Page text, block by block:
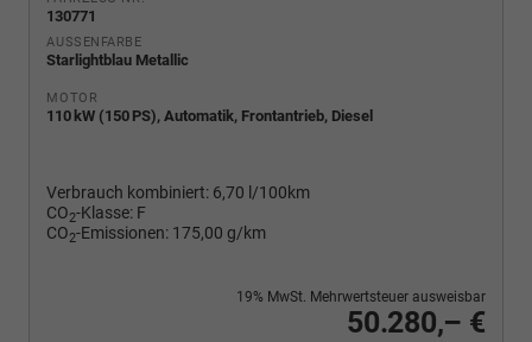
130771
AUSSENFARBE
Starlightblau Metallic
MOTOR
110 kW (150 PS), Automatik, Frontantrieb, Diesel
Verbrauch kombiniert: 6,70 l/100km
CO2-Klasse: F
CO2-Emissionen: 175,00 g/km
50.280,– €
19% MwSt. Mehrwertsteuer ausweisbar